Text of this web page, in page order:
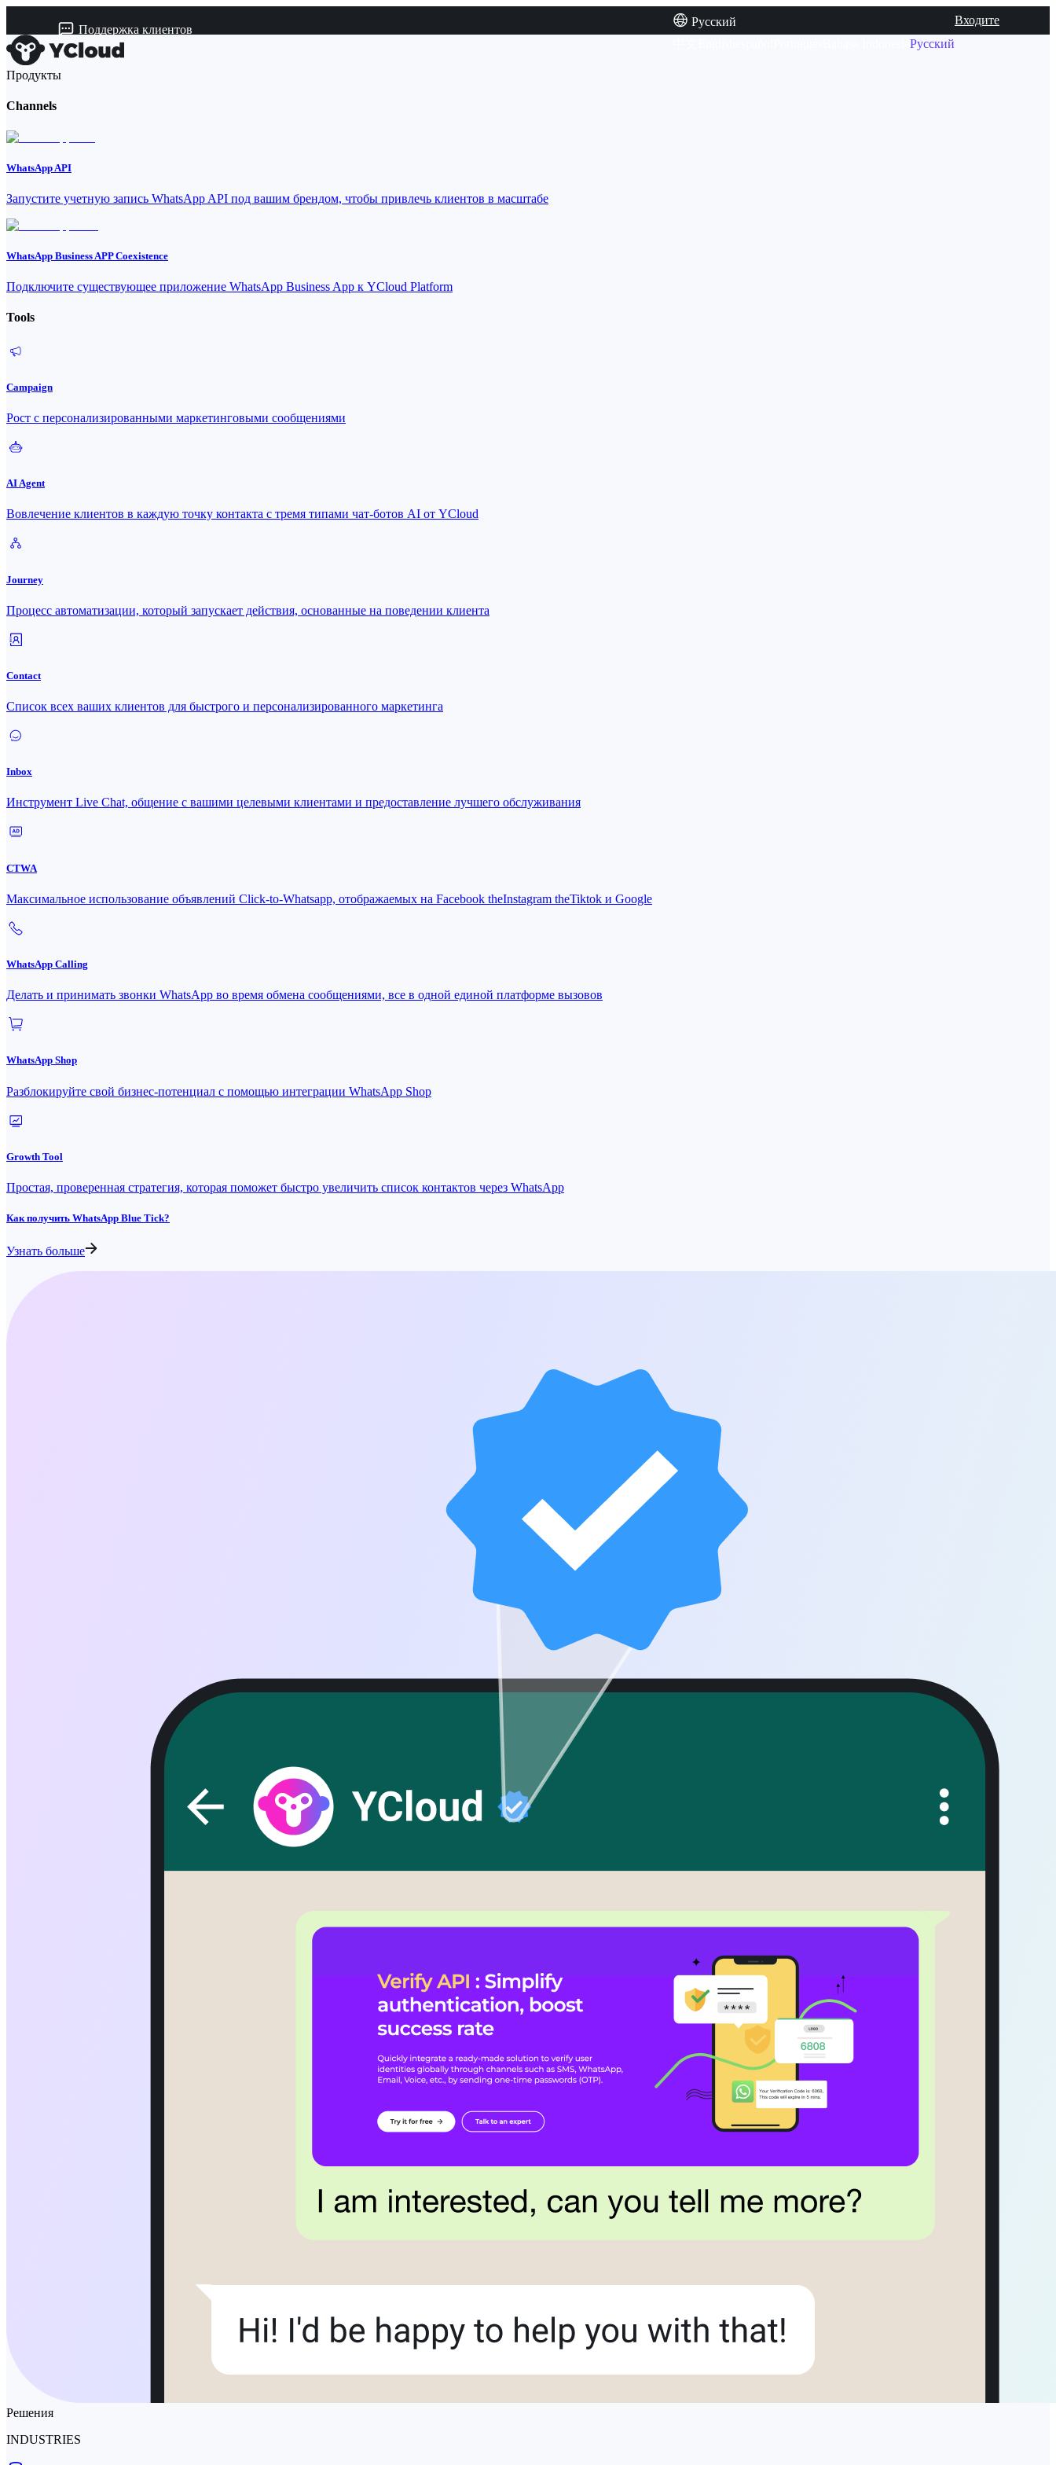
Поддержка клиентов
Русский
Русский
Входите
Продукты
Channels
WhatsApp API
Запустите учетную запись WhatsApp API под вашим брендом, чтобы привлечь клиентов в масштабе
WhatsApp Business APP Coexistence
Подключите существующее приложение WhatsApp Business App к YCloud Platform
Tools
Campaign
Рост с персонализированными маркетинговыми сообщениями
AI Agent
Вовлечение клиентов в каждую точку контакта с тремя типами чат-ботов AI от YCloud
Journey
Процесс автоматизации, который запускает действия, основанные на поведении клиента
Contact
Список всех ваших клиентов для быстрого и персонализированного маркетинга
Inbox
Инструмент Live Chat, общение с вашими целевыми клиентами и предоставление лучшего обслуживания
CTWA
Максимальное использование объявлений Click-to-Whatsapp, отображаемых на Facebook theInstagram theTiktok и Google
WhatsApp Calling
Делать и принимать звонки WhatsApp во время обмена сообщениями, все в одной единой платформе вызовов
WhatsApp Shop
Разблокируйте свой бизнес-потенциал с помощью интеграции WhatsApp Shop
Growth Tool
Простая, проверенная стратегия, которая поможет быстро увеличить список контактов через WhatsApp
Как получить WhatsApp Blue Tick?
Узнать больше
Решения
INDUSTRIES